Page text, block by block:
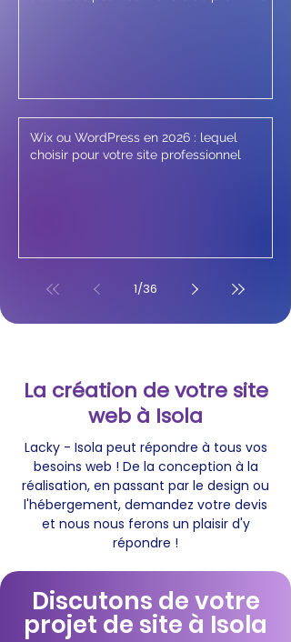
Wix ou WordPress en 2026 : lequel
choisir pour votre site professionnel
1/36
La création de votre site
web à Isola
Lacky - Isola peut répondre à tous vos
besoins web ! De la conception à la
réalisation, en passant par le design ou
l'hébergement, demandez votre devis
et nous nous ferons un plaisir d'y
répondre !
Discutons de votre
projet de site à Isola